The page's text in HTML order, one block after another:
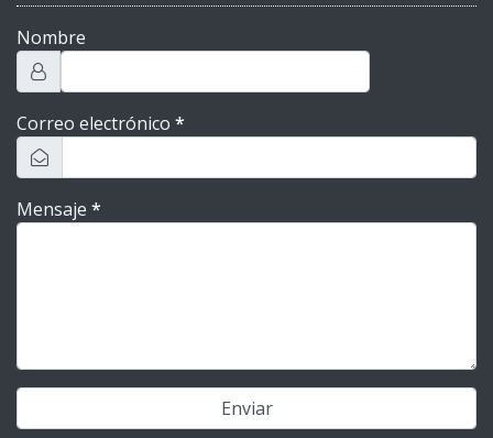
Nombre
Correo electrónico *
Mensaje *